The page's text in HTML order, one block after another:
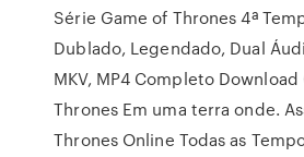
Série Game of Thrones 4ª
Dublado, Legendado, Dual
MKV, MP4 Completo
Thrones Em uma terra onde.
Thrones Online Todas as